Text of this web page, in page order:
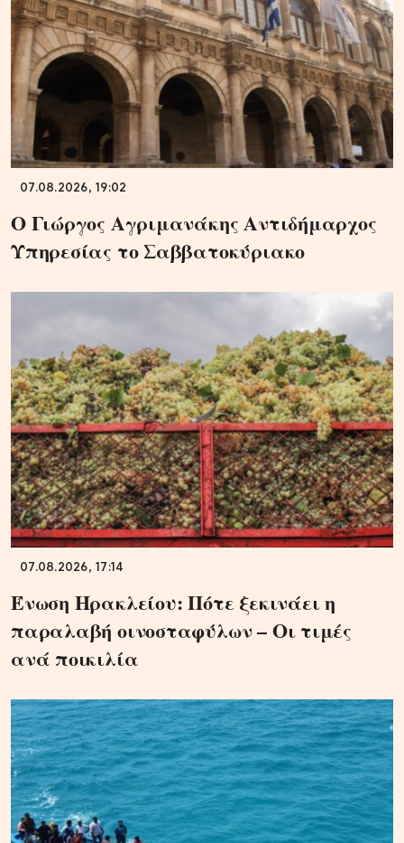
07.08.2026, 19:02
Ο Γιώργος Αγριμανάκης Αντιδήμαρχος
Υπηρεσίας το Σαββατοκύριακο
07.08.2026, 17:14
Ένωση Ηρακλείου: Πότε ξεκινάει η
παραλαβή οινοσταφύλων – Οι τιμές
ανά ποικιλία